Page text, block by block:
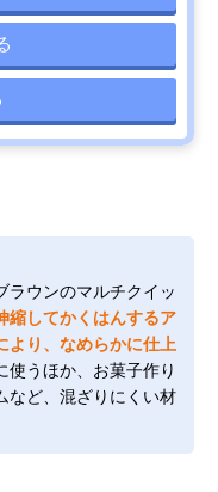
ラウンのマルチクイッ
縮してかくはんするア
より、なめらかに仕上
使うほか、お菓子作り
など、混ざりにくい材